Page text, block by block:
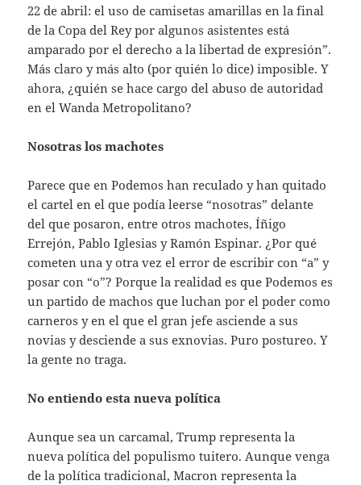
22 de abril: el uso de camisetas amarillas en la final
de la Copa del Rey por algunos asistentes está
amparado por el derecho a la libertad de expresión”.
Más claro y más alto (por quién lo dice) imposible. Y
ahora, ¿quién se hace cargo del abuso de autoridad
en el Wanda Metropolitano?
Nosotras los machotes
Parece que en Podemos han reculado y han quitado
el cartel en el que podía leerse “nosotras” delante
del que posaron, entre otros machotes, Íñigo
Errejón, Pablo Iglesias y Ramón Espinar. ¿Por qué
cometen una y otra vez el error de escribir con “a” y
posar con “o”? Porque la realidad es que Podemos es
un partido de machos que luchan por el poder como
carneros y en el que el gran jefe asciende a sus
novias y desciende a sus exnovias. Puro postureo. Y
la gente no traga.
No entiendo esta nueva política
Aunque sea un carcamal, Trump representa la
nueva política del populismo tuitero. Aunque venga
de la política tradicional, Macron representa la